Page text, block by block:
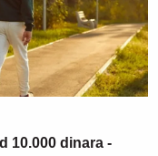
10.000 dinara -